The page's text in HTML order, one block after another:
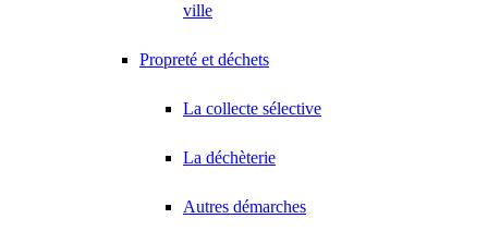
ville
Propreté et déchets
La collecte sélective
La déchèterie
Autres démarches